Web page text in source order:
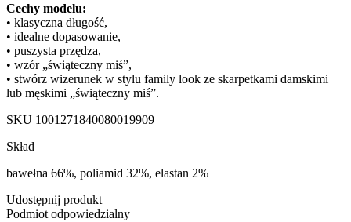
Cechy modelu:
• klasyczna długość,
• idealne dopasowanie,
• puszysta przędza,
• wzór „świąteczny miś”,
• stwórz wizerunek w stylu family look ze skarpetkami damskimi
lub męskimi „świąteczny miś”.
SKU 1001271840080019909
Skład
bawełna 66%, poliamid 32%, elastan 2%
Udostępnij produkt
Podmiot odpowiedzialny